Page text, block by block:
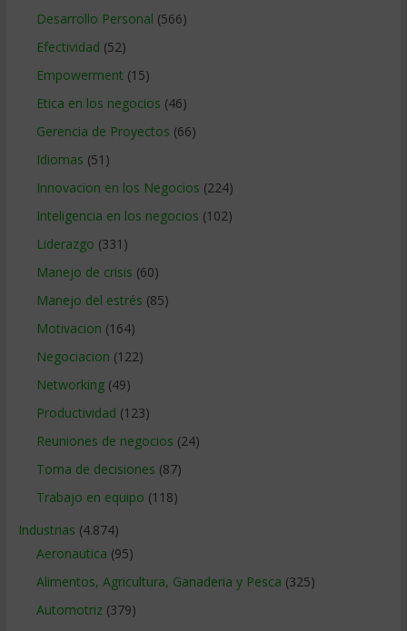
Desarrollo Personal (566)
Efectividad (52)
Empowerment (15)
Etica en los negocios (46)
Gerencia de Proyectos (66)
Idiomas (51)
Innovacion en los Negocios (224)
Inteligencia en los negocios (102)
Liderazgo (331)
Manejo de crisis (60)
Manejo del estrés (85)
Motivacion (164)
Negociacion (122)
Networking(49)
Productividad (123)
Reuniones de negocios (24)
Toma de decisiones (87)
Trabajo en equipo (118)
Industrias (4.874)
Aeronautica (95)
Alimentos, Agricultura, Ganaderia y Pesca (325)
Automotriz(379)